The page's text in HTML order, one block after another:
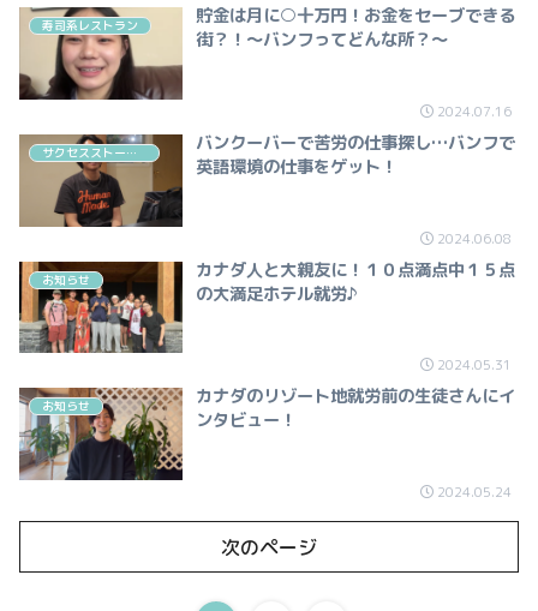
寿司系レストラン
貯金は月に○十万円！お金をセーブできる
街？！～バンフってどんな所？～
2024.07.16
サクセスストーリー
バンクーバーで苦労の仕事探し…バンフで
英語環境の仕事をゲット！
2024.06.08
お知らせ
カナダ人と大親友に！１０点満点中１５点
の大満足ホテル就労♪
2024.05.31
お知らせ
カナダのリゾート地就労前の生徒さんにイ
ンタビュー！
2024.05.24
次のページ